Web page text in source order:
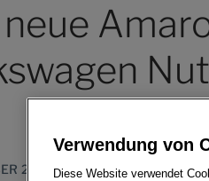
2023
Verwendung von
Diese Website verwendet